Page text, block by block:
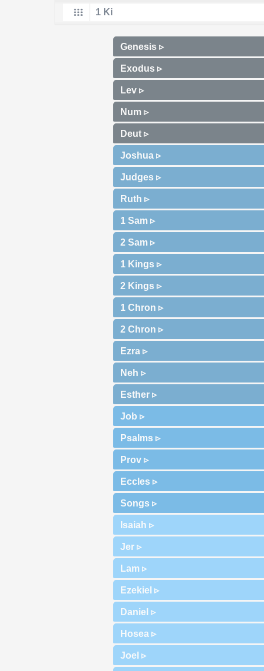
Genesis ▹
Exodus ▹
Lev ▹
Num ▹
Deut ▹
Joshua ▹
Judges ▹
Ruth ▹
1 Sam ▹
2 Sam ▹
1 Kings ▹
2 Kings ▹
1 Chron ▹
2 Chron ▹
Ezra ▹
Neh ▹
Esther ▹
Job ▹
Psalms ▹
Prov ▹
Eccles ▹
Songs ▹
Isaiah ▹
Jer ▹
Lam ▹
Ezekiel ▹
Daniel ▹
Hosea ▹
Joel ▹